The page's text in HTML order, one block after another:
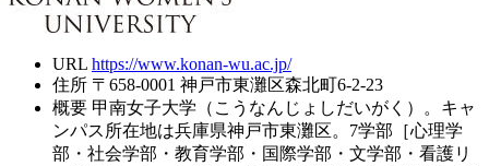
URL https://www.konan-wu.ac.jp/
住所 〒658-0001 神戸市東灘区森北町6-2-23
概要 甲南女子大学（こうなんじょしだいがく）。キャ
ンパス所在地は兵庫県神戸市東灘区。7学部［心理学
部・社会学部・教育学部・国際学部・文学部・看護リ